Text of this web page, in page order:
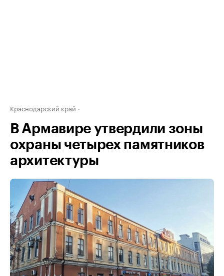
Краснодарский край
В Армавире утвердили зоны
охраны четырех памятников
архитектуры